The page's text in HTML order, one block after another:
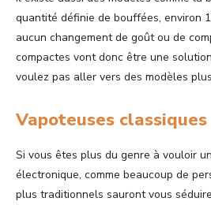
quantité définie de bouffées, environ
aucun changement de goût ou de
compactes vont donc être une
voulez pas aller vers des modèles
Vapoteuses classiques
Si vous êtes plus du genre à vouloir
électronique, comme beaucoup de
plus traditionnels sauront vous